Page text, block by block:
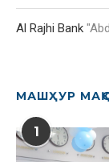
Al Rajhi Bank "
МАШҲУР
1